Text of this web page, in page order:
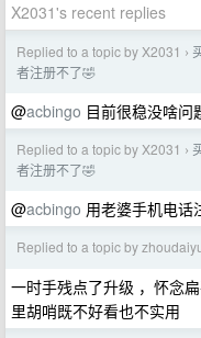
X2031's recent replies
Replied to a topic by X2031 ›
者注册不了🤣
@acbingo 目前很稳没啥问
Replied to a topic by X2031 ›
者注册不了🤣
@acbingo 用老婆手机电话
Replied to a topic by
一时手残点了升级 ，怀念
里胡哨既不好看也不实用